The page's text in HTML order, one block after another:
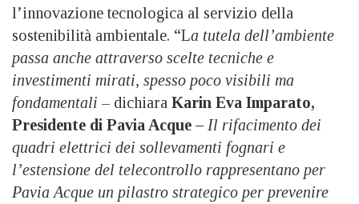
l’innovazione tecnologica al servizio della
sostenibilità ambientale. “La tutela dell’ambiente
passa anche attraverso scelte tecniche e
investimenti mirati, spesso poco visibili ma
fondamentali – dichiara Karin Eva Imparato,
Presidente di Pavia Acque – Il rifacimento dei
quadri elettrici dei sollevamenti fognari e
l’estensione del telecontrollo rappresentano per
Pavia Acque un pilastro strategico per prevenire